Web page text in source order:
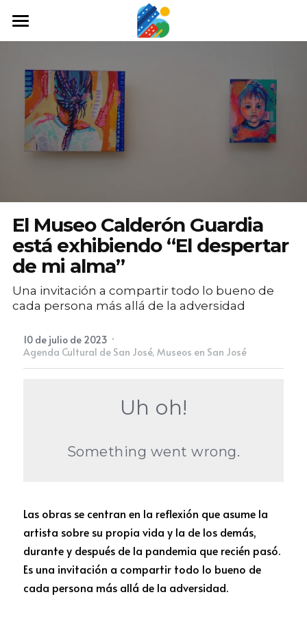
Home
Qué hacer
Arte y cultura
Cine y TV
Tours desde San José
Museos
Buscar
Newsletter
El Museo Calderón Guardia
está exhibiendo “El despertar
de mi alma”
Una invitación a compartir todo lo bueno de
cada persona más allá de la adversidad
10 de julio de 2023 ·
Agenda Cultural de San José, Museos en San José
Las obras se centran en la reflexión que asume la
artista sobre su propia vida y la de los demás,
durante y después de la pandemia que recién pasó.
Es una invitación a compartir todo lo bueno de
cada persona más allá de la adversidad.